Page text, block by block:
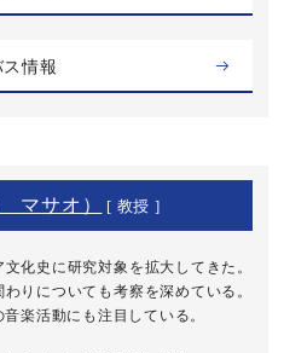
情報
マサオ） [ 教授 ]
化史に研究対象を拡大してきた。
りについても考察を深めている。
楽活動にも注目している。